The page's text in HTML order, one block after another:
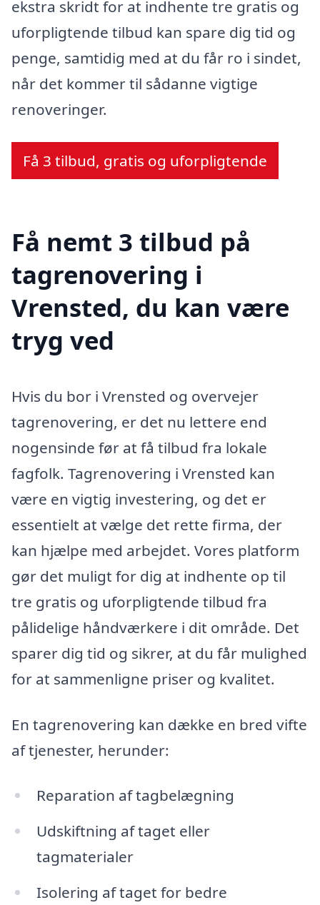
ekstra skridt for at indhente tre gratis og
uforpligtende tilbud kan spare dig tid og
penge, samtidig med at du får ro i sindet,
når det kommer til sådanne vigtige
renoveringer.
Få 3 tilbud, gratis og uforpligtende
Få nemt 3 tilbud på
tagrenovering i
Vrensted, du kan være
tryg ved
Hvis du bor i Vrensted og overvejer
tagrenovering, er det nu lettere end
nogensinde før at få tilbud fra lokale
fagfolk. Tagrenovering i Vrensted kan
være en vigtig investering, og det er
essentielt at vælge det rette firma, der
kan hjælpe med arbejdet. Vores platform
gør det muligt for dig at indhente op til
tre gratis og uforpligtende tilbud fra
pålidelige håndværkere i dit område. Det
sparer dig tid og sikrer, at du får mulighed
for at sammenligne priser og kvalitet.
En tagrenovering kan dække en bred vifte
af tjenester, herunder:
Reparation af tagbelægning
Udskiftning af taget eller
tagmaterialer
Isolering af taget for bedre